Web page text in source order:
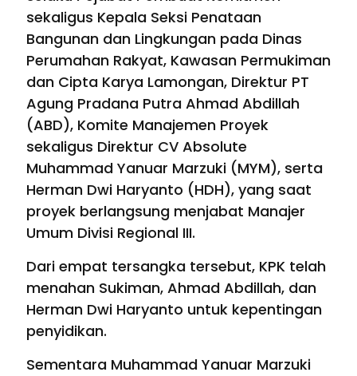
sekaligus Kepala Seksi Penataan
Bangunan dan Lingkungan pada Dinas
Perumahan Rakyat, Kawasan Permukiman
dan Cipta Karya Lamongan, Direktur PT
Agung Pradana Putra Ahmad Abdillah
(ABD), Komite Manajemen Proyek
sekaligus Direktur CV Absolute
Muhammad Yanuar Marzuki (MYM), serta
Herman Dwi Haryanto (HDH), yang saat
proyek berlangsung menjabat Manajer
Umum Divisi Regional III.
Dari empat tersangka tersebut, KPK telah
menahan Sukiman, Ahmad Abdillah, dan
Herman Dwi Haryanto untuk kepentingan
penyidikan.
Sementara Muhammad Yanuar Marzuki